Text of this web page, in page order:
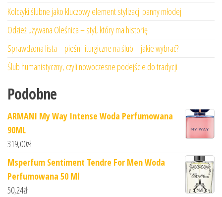
Kolczyki ślubne jako kluczowy element stylizacji panny młodej
Odzież używana Oleśnica – styl, który ma historię
Sprawdzona lista – pieśni liturgiczne na ślub – jakie wybrać?
Ślub humanistyczny, czyli nowoczesne podejście do tradycji
Podobne
ARMANI My Way Intense Woda Perfumowana
90ML
319,00zł
Msperfum Sentiment Tendre For Men Woda
Perfumowana 50 Ml
50,24zł